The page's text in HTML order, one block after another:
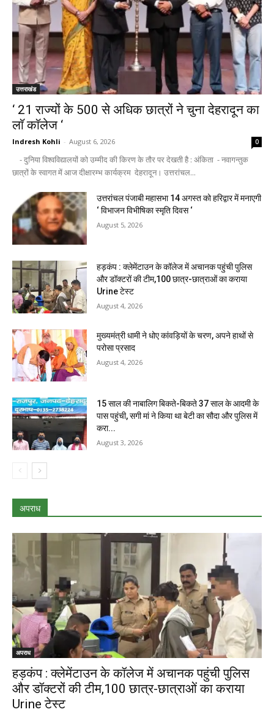
उत्तराखंड
‘ 21 राज्यों के 500 से अधिक छात्रों ने चुना देहरादून का
लाॅ काॅलेज ‘
Indresh Kohli - August 6, 2026 0
- दुनिया विश्वविद्यालयों को उम्मीद की किरण के तौर पर देखती है : अंकिता - नवागन्तुक
छात्रों के स्वागत में आज दीक्षारम्भ कार्यक्रम देहरादून। उत्तरांचल...
उत्तरांचल पंजाबी महासभा 14 अगस्त को हरिद्वार में मनाएगी
‘ विभाजन विभीषिका स्मृति दिवस ‘
August 5, 2026
हड़कंप : क्लेमेंटाउन के कॉलेज में अचानक पहुंची पुलिस
और डॉक्टरों की टीम,100 छात्र-छात्राओं का कराया
Urine टेस्ट
August 4, 2026
मुख्यमंत्री धामी ने धोए कांवड़ियों के चरण, अपने हाथों से
परोसा प्रसाद
August 4, 2026
15 साल की नाबालिग बिकते-बिकते 37 साल के आदमी के
पास पहुंची, सगी मां ने किया था बेटी का सौदा और पुलिस में
करा...
August 3, 2026
अपराध
अपराध
हड़कंप : क्लेमेंटाउन के कॉलेज में अचानक पहुंची पुलिस
और डॉक्टरों की टीम,100 छात्र-छात्राओं का कराया
Urine टेस्ट